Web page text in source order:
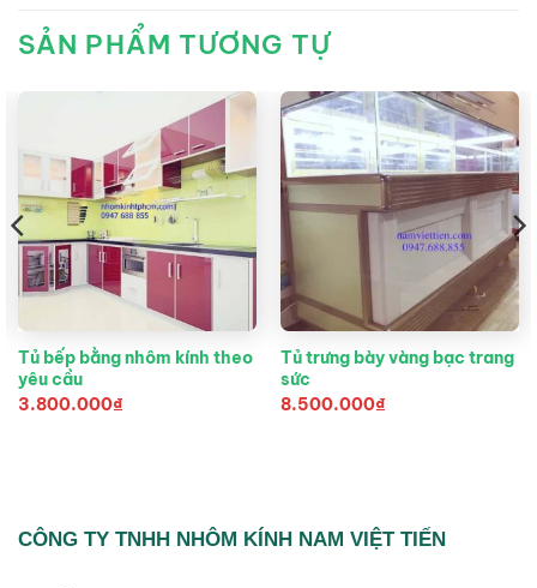
SẢN PHẨM TƯƠNG TỰ
Tủ bếp bằng nhôm kính theo
yêu cầu
3.800.000₫
Tủ trưng bày vàng bạc trang
sức
8.500.000₫
CÔNG TY TNHH NHÔM KÍNH NAM VIỆT TIẾN